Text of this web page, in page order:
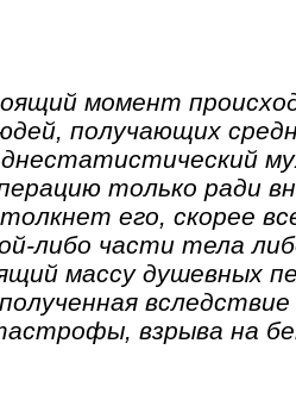
момент
получающих
только ради
его, скорее
либо части тела
массу душевных
взрыва на